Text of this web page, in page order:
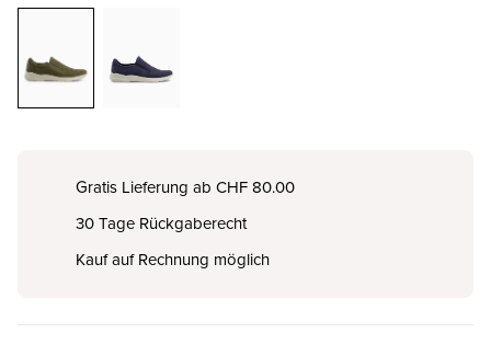
Gratis Lieferung ab CHF 80.00
30 Tage Rückgaberecht
Kauf auf Rechnung möglich